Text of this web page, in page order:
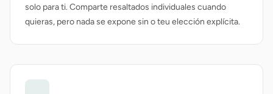
solo para ti. Comparte resaltados individuales cuando
quieras, pero nada se expone sin o teu elección explícita.